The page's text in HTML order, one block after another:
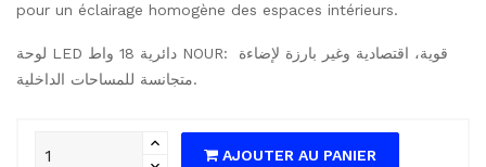
pour un éclairage homogène des espaces intérieurs.
لوحة LED دائرية 18 واط NOUR: قوية، اقتصادية وغير بارزة لإضاءة
متجانسة للمساحات الداخلية.
AJOUTER AU PANIER